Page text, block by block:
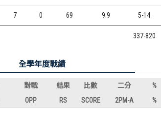
7 0 69 9.9 5-14
337-820
全學年度戰績
對戰 結果 比數 二分 %
OPP RS SCORE 2PM-A %